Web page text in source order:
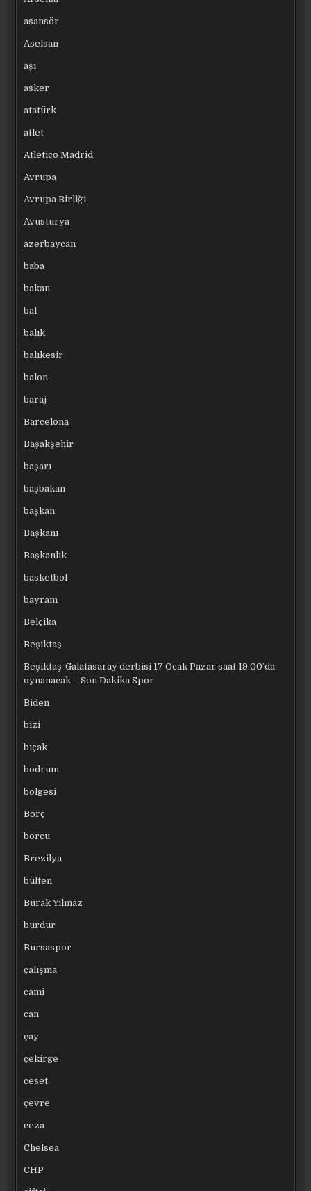
asansör
Aselsan
aşı
asker
atatürk
atlet
Atletico Madrid
Avrupa
Avrupa Birliği
Avusturya
azerbaycan
baba
bakan
bal
balık
balıkesir
balon
baraj
Barcelona
Başakşehir
başarı
başbakan
başkan
Başkanı
Başkanlık
basketbol
bayram
Belçika
Beşiktaş
Beşiktaş-Galatasaray derbisi 17 Ocak Pazar saat 19.00’da
oynanacak – Son Dakika Spor
Biden
bizi
bıçak
bodrum
bölgesi
Borç
borcu
Brezilya
bülten
Burak Yılmaz
burdur
Bursaspor
çalışma
cami
can
çay
çekirge
ceset
çevre
ceza
Chelsea
CHP